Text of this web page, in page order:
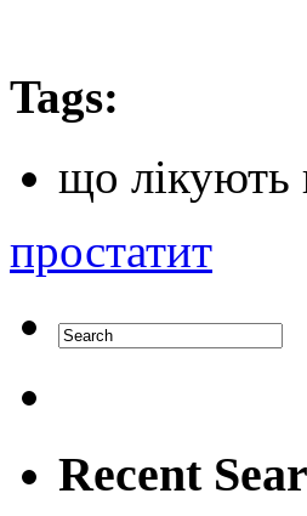
Tags:
що лікують
простатит
Recent